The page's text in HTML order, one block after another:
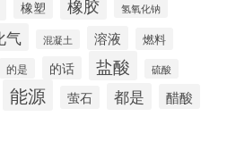
橡塑 橡胶 氢氧化钠
气 混凝土 溶液 燃料
的是 的话 盐酸 硫酸
能源 萤石 都是 醋酸